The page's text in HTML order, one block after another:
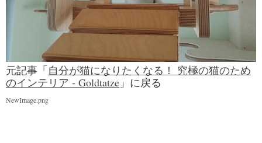
元記事「自分が猫になりたくなる！ 究極の猫のため
のインテリア - Goldtatze 」に戻る
NewImage.png